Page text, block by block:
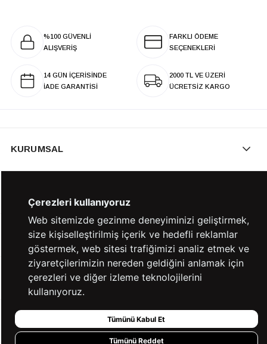
%100 GÜVENLİ
ALIŞVERİŞ
FARKLI ÖDEME
SEÇENEKLERİ
14 GÜN İÇERİSİNDE
İADE GARANTİSİ
2000 TL VE ÜZERİ
ÜCRETSİZ KARGO
KURUMSAL
YARDIM
BİZE ULAŞIN
HIZLI ERİŞİM
Çerezleri kullanıyoruz
Web sitemizde gezinme deneyiminizi geliştirmek,
size kişiselleştirilmiş içerik ve hedefli reklamlar
göstermek, web sitesi trafiğimizi analiz etmek ve
ziyaretçilerimizin nereden geldiğini anlamak için
çerezleri ve diğer izleme teknolojilerini
kullanıyoruz.
Tümünü Kabul Et
Tümünü Reddet